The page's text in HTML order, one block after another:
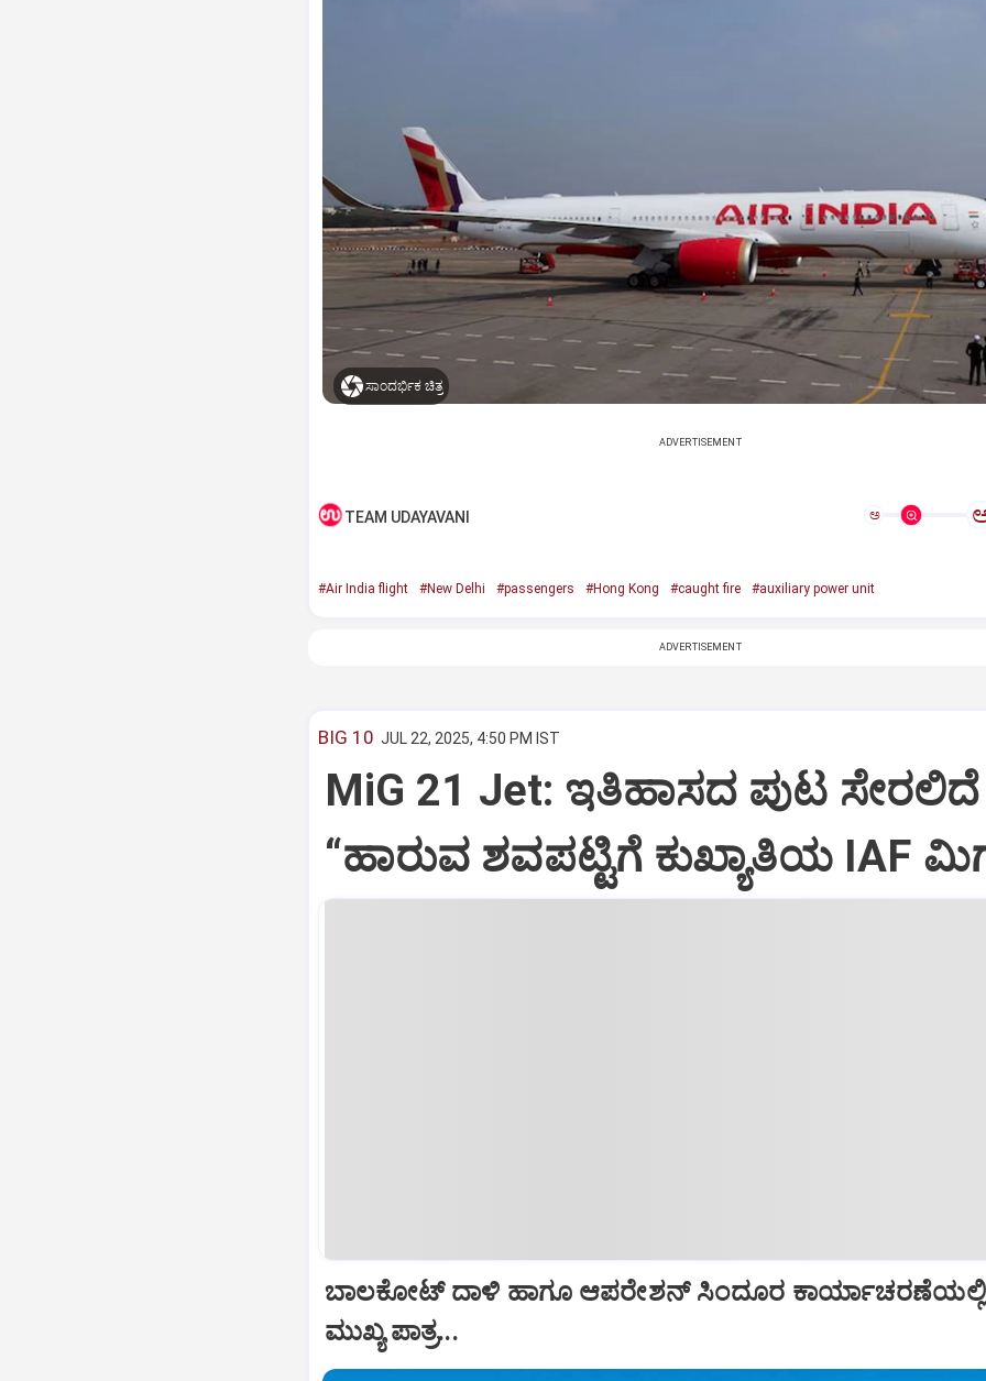
ಸಾಂದರ್ಭಿಕ ಚಿತ್ರ
ADVERTISEMENT
TEAM UDAYAVANI ಅ
#Air India flight #New Delhi #passengers #Hong Kong #caught fire #auxiliary power unit
ADVERTISEMENT
BIG 10 JUL 22, 2025, 4:50 PM IST
MiG 21 Jet: ಇತಿಹಾಸದ ಪುಟ ಸೇರಲಿದೆ
“ಹಾರುವ ಶವಪಟ್ಟಿಗೆ ಕುಖ್ಯಾತಿಯ IAF
ಬಾಲಕೋಟ್‌ ದಾಳಿ ಹಾಗೂ ಆಪರೇಶನ್‌ ಸಿಂದೂರ ಕಾರ್ಯಾಚರಣೆಯಲ್ಲಿ
ಮುಖ್ಯ ಪಾತ್ರ...